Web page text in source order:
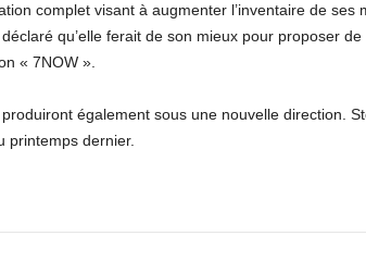
complet visant à augmenter l’inventaire de ses
qu’elle ferait de son mieux pour proposer
« 7NOW ».
également sous une nouvelle direction.
printemps dernier.